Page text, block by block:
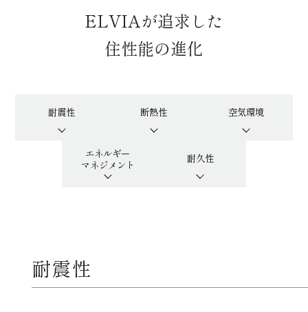
ELVIAが追求した
住性能の進化
耐震性 断熱性 空気環境
エネルギー
マネジメント
耐久性
耐震性